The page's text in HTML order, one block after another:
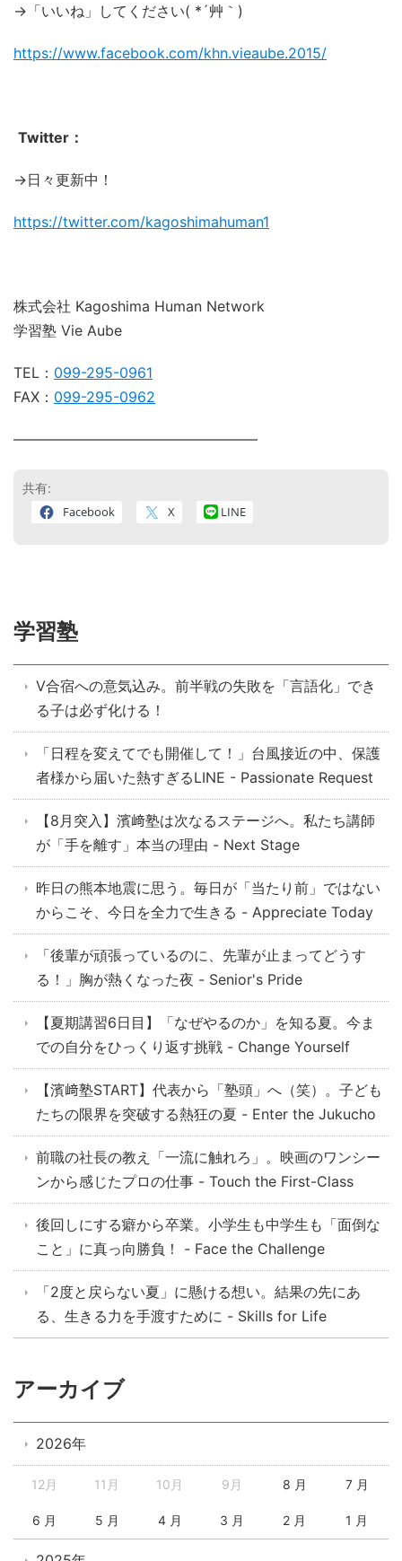
→「いいね」してください( *´艸｀)
https://www.facebook.com/khn.vieaube.2015/
Twitter：
→日々更新中！
https://twitter.com/kagoshimahuman1
株式会社 Kagoshima Human Network
学習塾 Vie Aube
TEL： 099-295-0961
FAX： 099-295-0962
―――――――――――――――――
共有:
Facebook X LINE
学習塾
V合宿への意気込み。前半戦の失敗を「言語化」でき
る子は必ず化ける！
「日程を変えてでも開催して！」台風接近の中、保護
者様から届いた熱すぎるLINE - Passionate Request
【8月突入】濱﨑塾は次なるステージへ。私たち講師
が「手を離す」本当の理由 - Next Stage
昨日の熊本地震に思う。毎日が「当たり前」ではない
からこそ、今日を全力で生きる - Appreciate Today
「後輩が頑張っているのに、先輩が止まってどうす
る！」胸が熱くなった夜 - Senior's Pride
【夏期講習6日目】「なぜやるのか」を知る夏。今ま
での自分をひっくり返す挑戦 - Change Yourself
【濱﨑塾START】代表から「塾頭」へ（笑）。子ども
たちの限界を突破する熱狂の夏 - Enter the Jukucho
前職の社長の教え「一流に触れろ」。映画のワンシー
ンから感じたプロの仕事 - Touch the First-Class
後回しにする癖から卒業。小学生も中学生も「面倒な
こと」に真っ向勝負！ - Face the Challenge
「2度と戻らない夏」に懸ける想い。結果の先にあ
る、生きる力を手渡すために - Skills for Life
アーカイブ
2026年
12月 11月 10月 9月 8 月 7 月
6 月 5 月 4 月 3 月 2 月 1 月